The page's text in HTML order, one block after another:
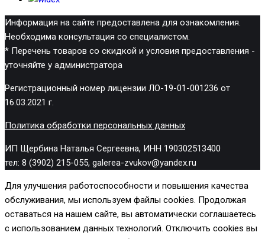
Информация на сайте предоставлена для ознакомления.
Необходима консультация со специалистом.
* Перечень товаров со скидкой и условия предоставления -
уточняйте у администратора
Регистрационный номер лицензии ЛО-19-01-001236 от
16.03.2021 г.
Политика обработки персональных данных
ИП Щербина Наталья Сергеевна, ИНН 190302513400
тел: 8 (3902) 215-055, galerea-zvukov@yandex.ru
Для улучшения работоспособности и повышения качества
обслуживания, мы используем файлы cookies. Продолжая
оставаться на нашем сайте, вы автоматически соглашаетесь
с использованием данных технологий. Отключить cookies вы